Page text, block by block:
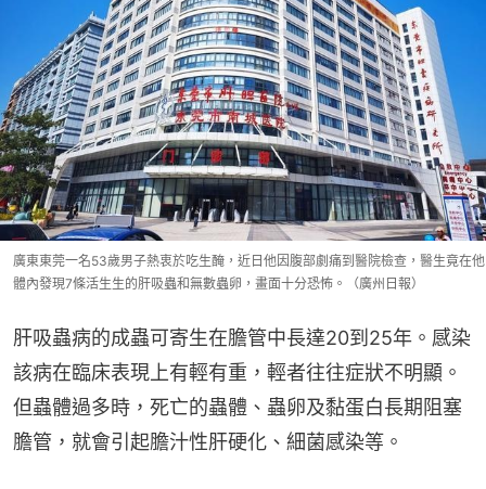
廣東東莞一名53歲男子熱衷於吃生醃，近日他因腹部劇痛到醫院檢查，醫生竟在他
體內發現7條活生生的肝吸蟲和無數蟲卵，畫面十分恐怖。（廣州日報）
肝吸蟲病的成蟲可寄生在膽管中長達20到25年。感染
該病在臨床表現上有輕有重，輕者往往症狀不明顯。
但蟲體過多時，死亡的蟲體、蟲卵及黏蛋白長期阻塞
膽管，就會引起膽汁性肝硬化、細菌感染等。